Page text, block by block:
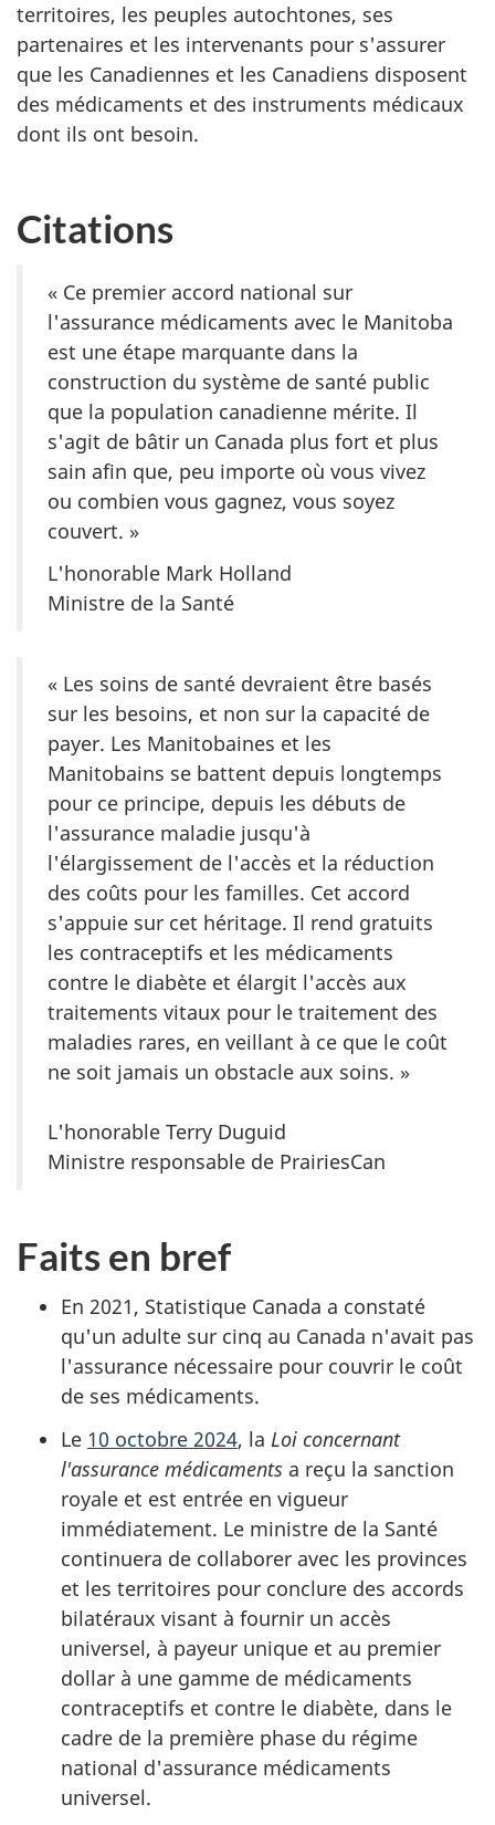
territoires, les peuples autochtones, ses
partenaires et les intervenants pour s'assurer
que les Canadiennes et les Canadiens disposent
des médicaments et des instruments médicaux
dont ils ont besoin.
Citations
« Ce premier accord national sur
l'assurance médicaments avec le Manitoba
est une étape marquante dans la
construction du système de santé public
que la population canadienne mérite. Il
s'agit de bâtir un Canada plus fort et plus
sain afin que, peu importe où vous vivez
ou combien vous gagnez, vous soyez
couvert. »
L'honorable Mark Holland
Ministre de la Santé
« Les soins de santé devraient être basés
sur les besoins, et non sur la capacité de
payer. Les Manitobaines et les
Manitobains se battent depuis longtemps
pour ce principe, depuis les débuts de
l'assurance maladie jusqu'à
l'élargissement de l'accès et la réduction
des coûts pour les familles. Cet accord
s'appuie sur cet héritage. Il rend gratuits
les contraceptifs et les médicaments
contre le diabète et élargit l'accès aux
traitements vitaux pour le traitement des
maladies rares, en veillant à ce que le coût
ne soit jamais un obstacle aux soins. »
L'honorable Terry Duguid
Ministre responsable de PrairiesCan
Faits en bref
En 2021, Statistique Canada a constaté
qu'un adulte sur cinq au Canada n'avait pas
l'assurance nécessaire pour couvrir le coût
de ses médicaments.
Le 10 octobre 2024, la Loi concernant
l'assurance médicaments a reçu la sanction
royale et est entrée en vigueur
immédiatement. Le ministre de la Santé
continuera de collaborer avec les provinces
et les territoires pour conclure des accords
bilatéraux visant à fournir un accès
universel, à payeur unique et au premier
dollar à une gamme de médicaments
contraceptifs et contre le diabète, dans le
cadre de la première phase du régime
national d'assurance médicaments
universel.